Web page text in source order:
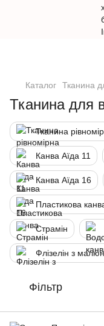
Каталог Тканина
Тканина для
Тканина
Канва Аїда 11
Канва Аїда 16
Пластикова
Страмін
Флізелін з
Фільтр